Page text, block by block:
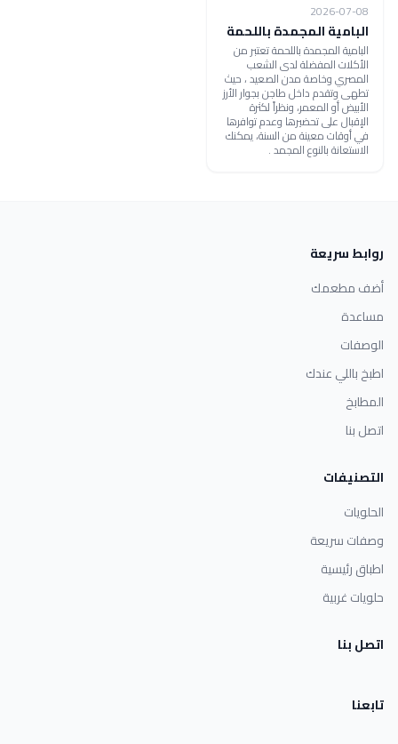
2026-07-08
البامية المجمدة باللحمة
البامية المجمدة باللحمة تعتبر من
الأكلات المفضلة لدى الشعب
المصري وخاصة مدن الصعيد ، حيث
تطهى وتقدم داخل طاجن بجوار الأرز
الأبيض أو المعمر، ونظراً لكثرة
الإقبال على تحضيرها وعدم توافرها
في أوقات معينة من السنة، يمكنك
الاستعانة بالنوع المجمد .
روابط سريعة
أضف مطعمك
مساعدة
الوصفات
اطبخ باللي عندك
المطابخ
اتصل بنا
التصنيفات
الحلويات
وصفات سريعة
اطباق رئيسية
حلويات غربية
اتصل بنا
تابعنا